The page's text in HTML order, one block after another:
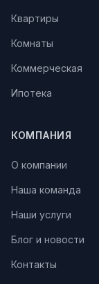
Квартиры
Комнаты
Коммерческая
Ипотека
КОМПАНИЯ
О компании
Наша команда
Наши услуги
Блог и новости
Контакты